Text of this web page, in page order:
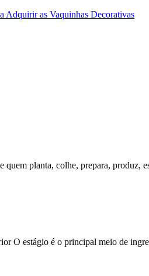
Adquirir as Vaquinhas Decorativas
planta, colhe, prepara, produz,
O estágio é o principal meio de